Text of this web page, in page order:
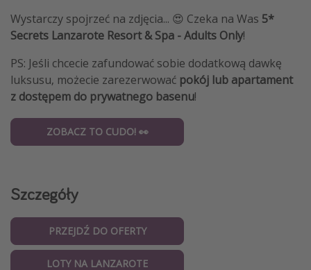
Wystarczy spojrzeć na zdjęcia... 😍 Czeka na Was 5*
Secrets Lanzarote Resort & Spa - Adults Only!
PS: Jeśli chcecie zafundować sobie dodatkową dawkę
luksusu, możecie zarezerwować pokój lub apartament
z dostępem do prywatnego basenu!
ZOBACZ TO CUDO! 👀
Szczegóły
PRZEJDŹ DO OFERTY
LOTY NA LANZAROTE